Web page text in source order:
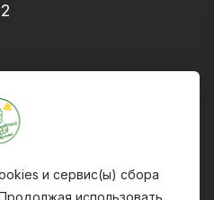
и сервис(ы) сбора
использовать